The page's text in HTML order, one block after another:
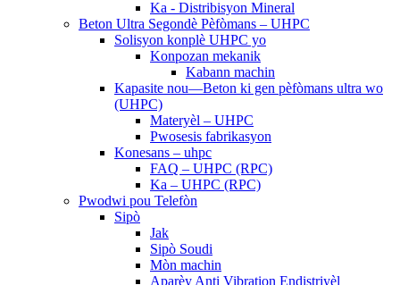
Ka - Distribisyon Mineral
Beton Ultra Segondè Pèfòmans – UHPC
Solisyon konplè UHPC yo
Konpozan mekanik
Kabann machin
Kapasite nou—Beton ki gen pèfòmans ultra wo
(UHPC)
Materyèl – UHPC
Pwosesis fabrikasyon
Konesans – uhpc
FAQ – UHPC (RPC)
Ka – UHPC (RPC)
Pwodwi pou Telefòn
Sipò
Jak
Sipò Soudi
Mòn machin
Aparèy Anti Vibration Endistriyèl